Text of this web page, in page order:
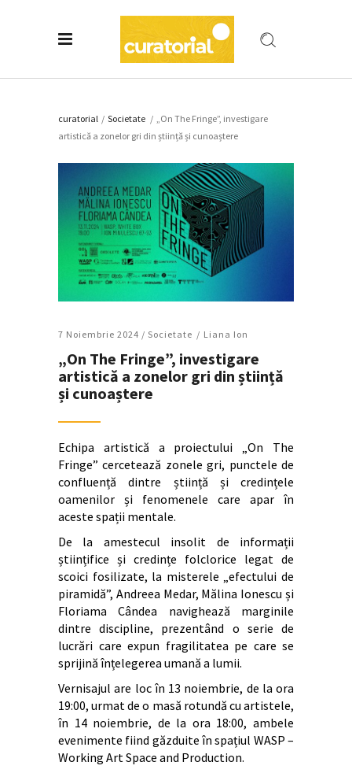
curatorial / Societate / „On The Fringe”, investigare
artistică a zonelor gri din știință și cunoaștere
7 Noiembrie 2024 / Societate Liana Ion
„On The Fringe”, investigare
artistică a zonelor gri din știință
și cunoaștere
Echipa artistică a proiectului „On The
Fringe” cercetează zonele gri, punctele de
confluență dintre știință și credințele
oamenilor și fenomenele care apar în
aceste spații mentale.
De la amestecul insolit de informații
științifice și credințe folclorice legat de
scoici fosilizate, la misterele „efectului de
piramidă”, Andreea Medar, Mălina Ionescu și
Floriama Cândea navighează marginile
dintre discipline, prezentând o serie de
lucrări care expun fragilitatea pe care se
sprijină înțelegerea umană a lumii.
Vernisajul are loc în 13 noiembrie, de la ora
19:00, urmat de o masă rotundă cu artistele,
în 14 noiembrie, de la ora 18:00, ambele
evenimente fiind găzduite în spațiul WASP –
Working Art Space and Production.